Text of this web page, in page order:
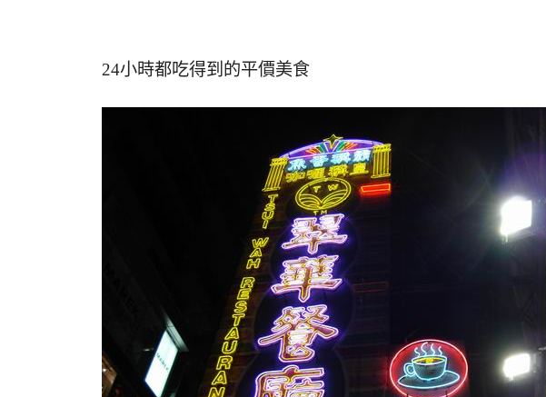
24小時都吃得到的平價美食